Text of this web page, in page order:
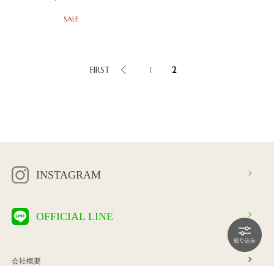
SALE
FIRST 1 2
INSTAGRAM
OFFICIAL LINE
会社概要